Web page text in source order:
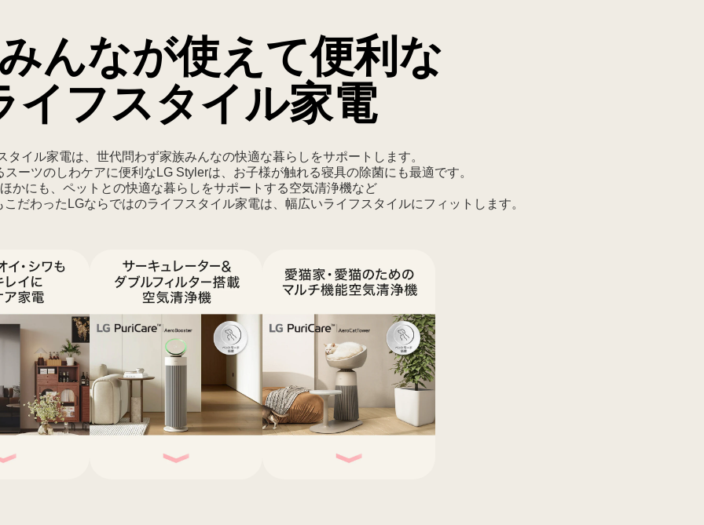
んなが使えて便利な
イフスタイル家電
タイル家電は、世代問わず家族みんなの快適な暮らしをサポートします。
ーツのしわケアに便利なLG Stylerは、お子様が触れる寝具の除菌にも最適です。
かにも、ペットとの快適な暮らしをサポートする空気清浄機など
だわったLGならではのライフスタイル家電は、幅広いライフスタイルにフィットします。